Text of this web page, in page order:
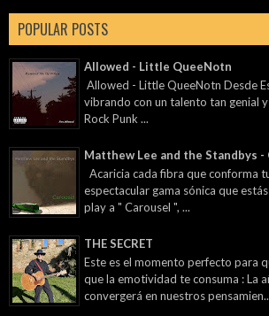
POPULAR POSTS
Allowed - Little QueeNotn
Allowed - Little QueeNotn Desde
vibrando con un talento tan genial
Rock Punk ...
Matthew Lee and the Standbys -
Acaricia cada fibra que conforma
espectacular gama sónica que
play a " Carousel ", ...
THE SECRET
Este es el momento perfecto para
que la emotividad te consuma : La
convergerá en nuestros